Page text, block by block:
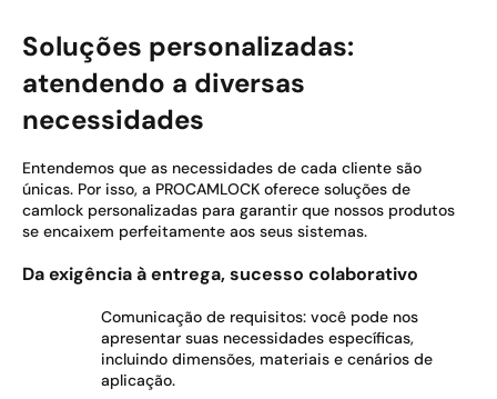
Soluções personalizadas:
atendendo a diversas
necessidades
Entendemos que as necessidades de cada cliente são
únicas. Por isso, a PROCAMLOCK oferece soluções de
camlock personalizadas para garantir que nossos produtos
se encaixem perfeitamente aos seus sistemas.
Da exigência à entrega, sucesso colaborativo
Comunicação de requisitos: você pode nos
apresentar suas necessidades específicas,
incluindo dimensões, materiais e cenários de
aplicação.